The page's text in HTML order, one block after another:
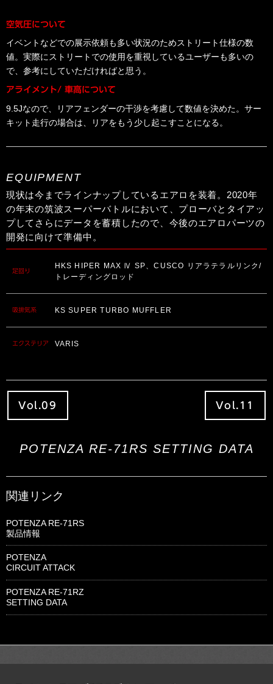
空気圧について
イベントなどでの展示依頼も多い状況のためストリート仕様の数
値。実際にストリートでの使用を重視しているユーザーも多いの
で、参考にしていただければと思う。
アライメント/ 車高について
9.5Jなので、リアフェンダーの干渉を考慮して数値を決めた。サー
キット走行の場合は、リアをもう少し起こすことになる。
EQUIPMENT
現状は今までラインナップしているエアロを装着。2020年
の年末の筑波スーパーバトルにおいて、プローバとタイアッ
プしてさらにデータを蓄積したので、今後のエアロパーツの
開発に向けて準備中。
足回り
HKS HIPER MAX Ⅳ SP、CUSCO リアラテラルリンク/
トレーディングロッド
吸排気系 KS SUPER TURBO MUFFLER
エクステリア VARIS
Vol.09 Vol.11
POTENZA RE-71RS SETTING DATA
関連リンク
POTENZA RE-71RS
製品情報
POTENZA
CIRCUIT ATTACK
POTENZA RE-71RZ
SETTING DATA